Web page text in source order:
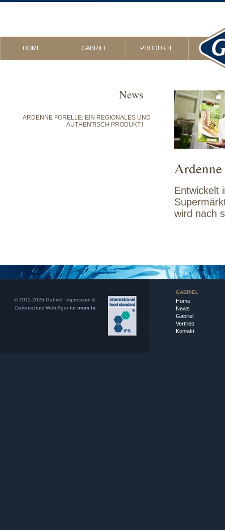
HOME GABRIEL PRODUKTE
News
ARDENNE FORELLE: EIN REGIONALES UND
AUTHENTISCH PRODUKT !
Entwickelt
wird nach
© 2011-2026 Gabriel. Impressum &
Datenschutz Web Agentur mum.lu
GABRIEL
Home
News
Gabriel
Vertrieb
Kontakt